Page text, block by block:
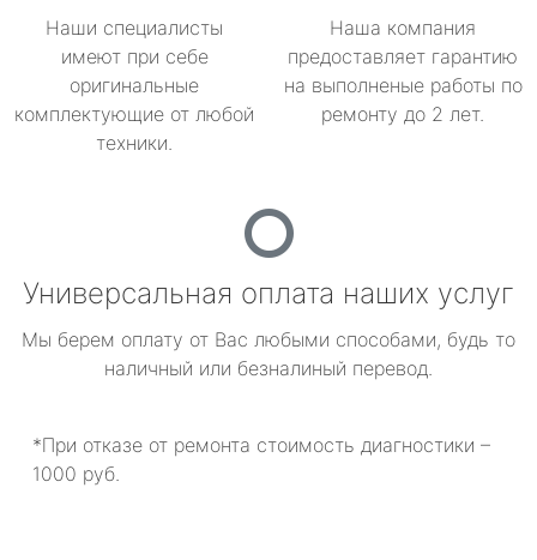
Наши специалисты
имеют при себе
оригинальные
комплектующие от любой
техники.
Наша компания
предоставляет гарантию
на выполненые работы по
ремонту до 2 лет.
Универсальная оплата наших услуг
Мы берем оплату от Вас любыми способами, будь то
наличный или безналиный перевод.
*При отказе от ремонта стоимость диагностики –
1000 руб.